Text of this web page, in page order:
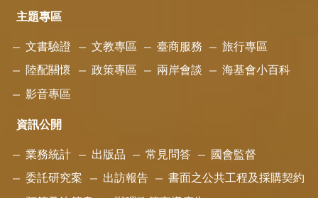
主題專區
文書驗證 文教專區 臺商服務 旅行專區
陸配關懷 政策專區 兩岸會談 海基會小百科
影音專區
資訊公開
業務統計 出版品 常見問答 國會監督
委託研究案 出訪報告 書面之公共工程及採購契約